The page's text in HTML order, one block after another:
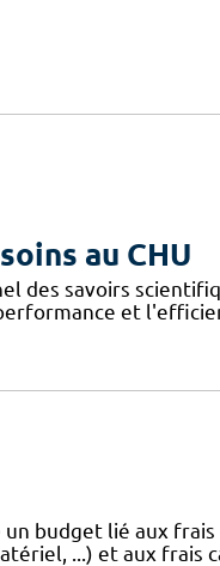
au CHU
des savoirs
et
budget lié aux
...) et aux frais